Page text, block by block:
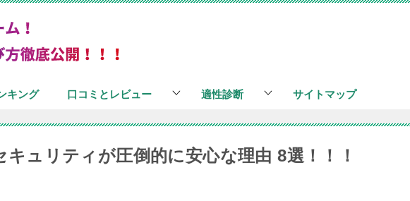
キング 口コミとレビュー 適性診断 サイトマップ
ュリティが圧倒的に安心な理由 8選！！！